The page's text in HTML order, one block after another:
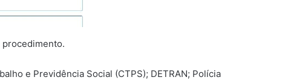
procedimento.
e Previdência Social (CTPS); DETRAN; Polícia